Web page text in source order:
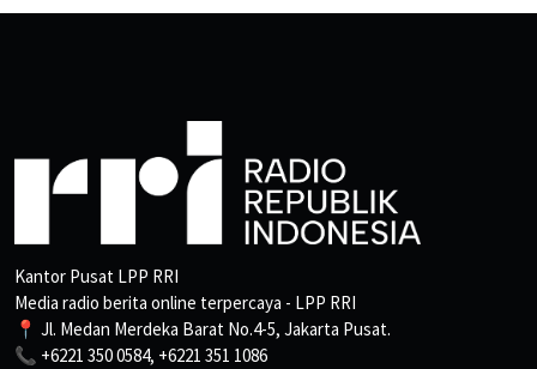
Kantor Pusat LPP RRI
Media radio berita online terpercaya - LPP RRI
📍 Jl. Medan Merdeka Barat No.4-5, Jakarta Pusat.
📞 +6221 350 0584, +6221 351 1086